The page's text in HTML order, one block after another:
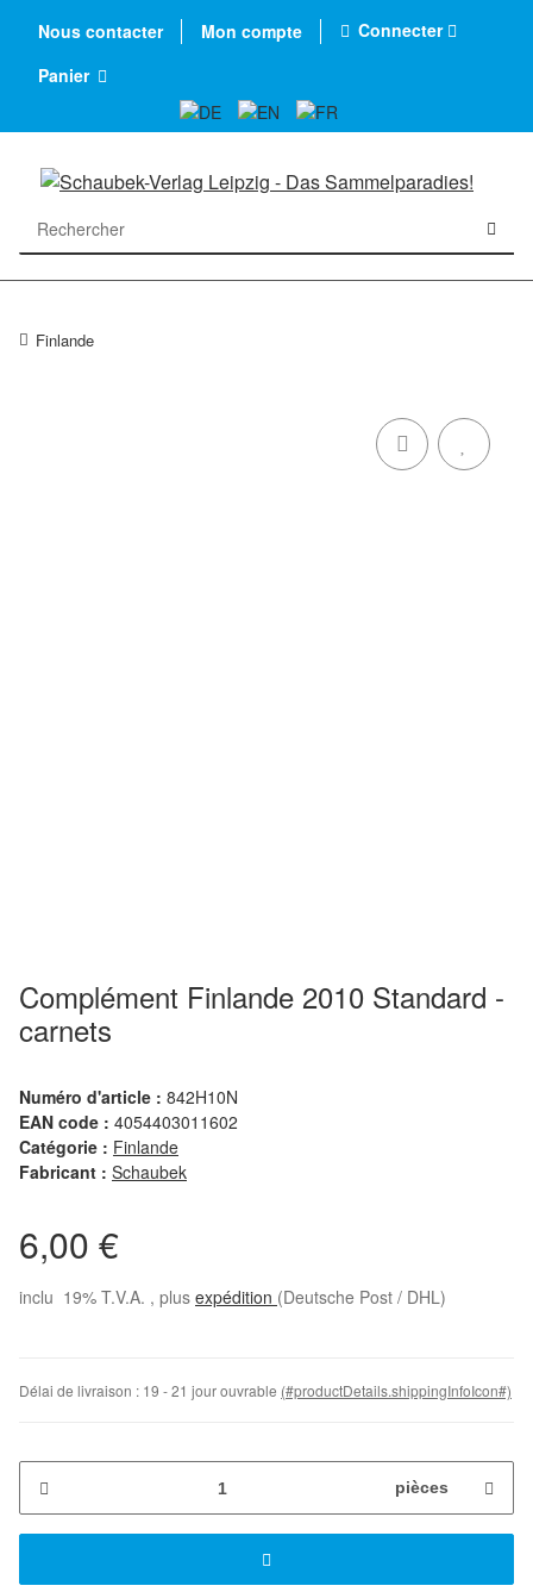
Nous contacter Mon compte
Connecter
Panier
Finlande
Complément Finlande 2010 Standard -
carnets
Numéro d'article : 842H10N
EAN code : 4054403011602
Catégorie : Finlande
Fabricant : Schaubek
6,00 €
inclu 19% T.V.A. , plus expédition (Deutsche Post / DHL)
Délai de livraison : 19 - 21 jour ouvrable (#productDetails.shippingInfoIcon#)
pièces